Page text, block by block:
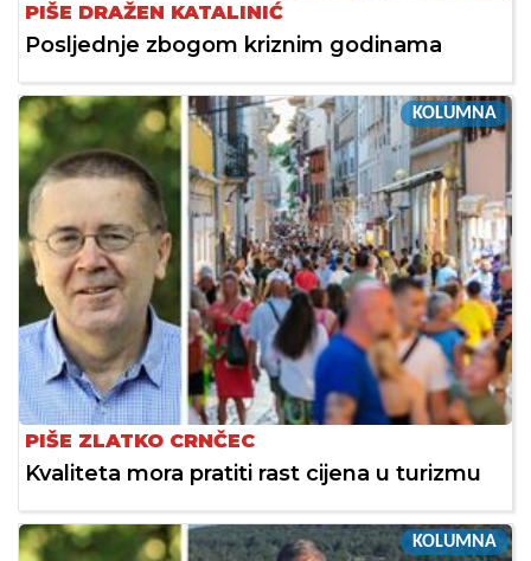
PIŠE DRAŽEN KATALINIĆ
Posljednje zbogom kriznim godinama
KOLUMNA
PIŠE ZLATKO CRNČEC
Kvaliteta mora pratiti rast cijena u turizmu
KOLUMNA